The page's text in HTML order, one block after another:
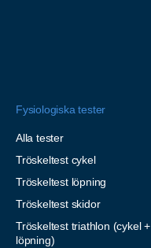
Fysiologiska tester
Alla tester
Tröskeltest cykel
Tröskeltest löpning
Tröskeltest skidor
Tröskeltest triathlon (cykel +
löpning)